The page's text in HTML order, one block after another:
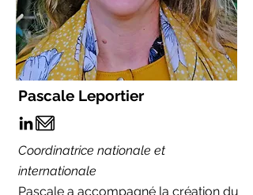
Pascale Leportier
Coordinatrice nationale et
internationale
Pascale a accompagné la création du